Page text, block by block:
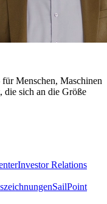
Menschen, Maschinen
sich an die Größe
Investor Relations
SailPoint